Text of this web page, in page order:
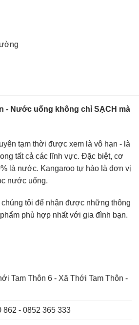
- Nước uống không chỉ SẠCH mà
tạm thời được xem là vô hạn - là
tất cả các lĩnh vực. Đặc biệt, cơ
là nước. Kangaroo tự hào là đơn vị
nước uống.
tôi để nhận được những thông
phù hợp nhất với gia đình bạn.
Tam Thôn 6 - Xã Thới Tam Thôn -
862 - 0852 365 333